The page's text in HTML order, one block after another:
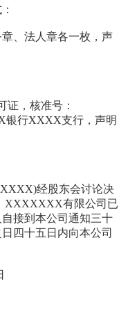
、法人章各一枚，声
，核准号：
银行XXXX支行，声明
经股东会讨论决
XXXXXXX有限公司已
接到本公司通知三十
四十五日内向本公司